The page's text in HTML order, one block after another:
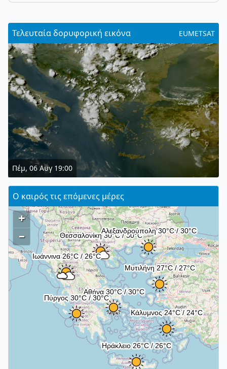
Τελευταία δορυφορική εικόνα EUMETSAT
Πέμ, 06 Αυγ 19:00
Ο καιρός τις επόμενες μέρες
+
–